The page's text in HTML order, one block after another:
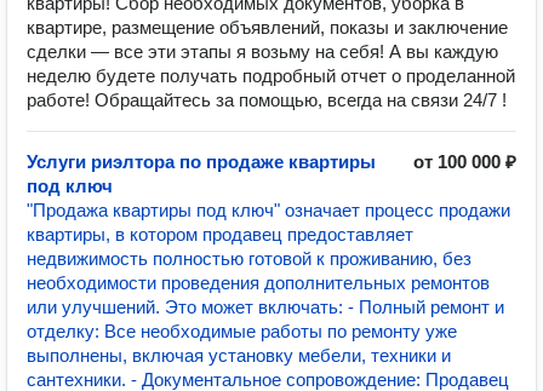
квартире, размещение объявлений, показы и заключение
сделки — все эти этапы я возьму на себя! А вы каждую
неделю будете получать подробный отчет о проделанной
работе! Обращайтесь за помощью, всегда на связи 24/7 !
Услуги риэлтора по продаже квартиры
под ключ
от 100 000 ₽
"Продажа квартиры под ключ" означает процесс продажи
квартиры, в котором продавец предоставляет
недвижимость полностью готовой к проживанию, без
необходимости проведения дополнительных ремонтов
или улучшений. Это может включать: - Полный ремонт и
отделку: Все необходимые работы по ремонту уже
выполнены, включая установку мебели, техники и
сантехники. - Документальное сопровождение: Продавец